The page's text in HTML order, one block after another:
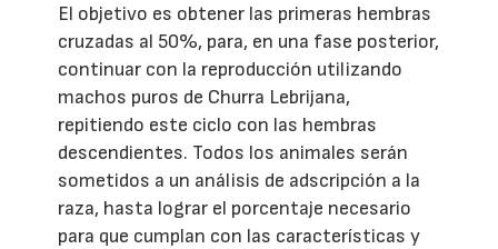
El objetivo es obtener las primeras hembras
cruzadas al 50%, para, en una fase posterior,
continuar con la reproducción utilizando
machos puros de Churra Lebrijana,
repitiendo este ciclo con las hembras
descendientes. Todos los animales serán
sometidos a un análisis de adscripción a la
raza, hasta lograr el porcentaje necesario
para que cumplan con las características y